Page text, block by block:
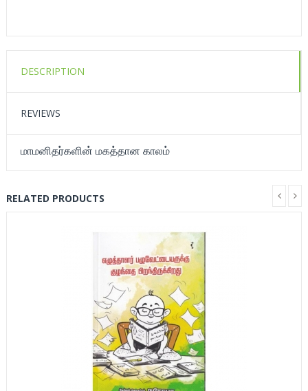
DESCRIPTION
REVIEWS
மாமனிதர்களின் மகத்தான காலம்
RELATED PRODUCTS